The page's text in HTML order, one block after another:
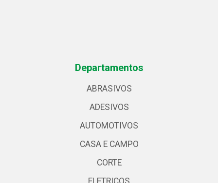
Departamentos
ABRASIVOS
ADESIVOS
AUTOMOTIVOS
CASA E CAMPO
CORTE